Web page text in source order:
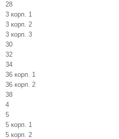
28
3 корп. 1
3 корп. 2
3 корп. 3
30
32
34
36 корп. 1
36 корп. 2
38
4
5
5 корп. 1
5 корп. 2